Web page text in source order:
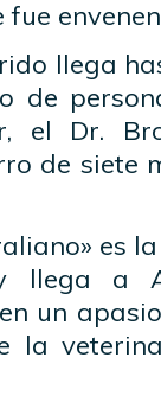
llega
de
el Dr.
de siete
es
llega a
un
la